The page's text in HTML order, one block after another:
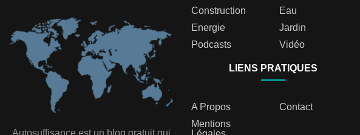
Autosuffisance est un blog gratuit qui
Construction
Eau
Energie
Jardin
Podcasts
Vidéo
LIENS PRATIQUES
A Propos
Contact
Mentions